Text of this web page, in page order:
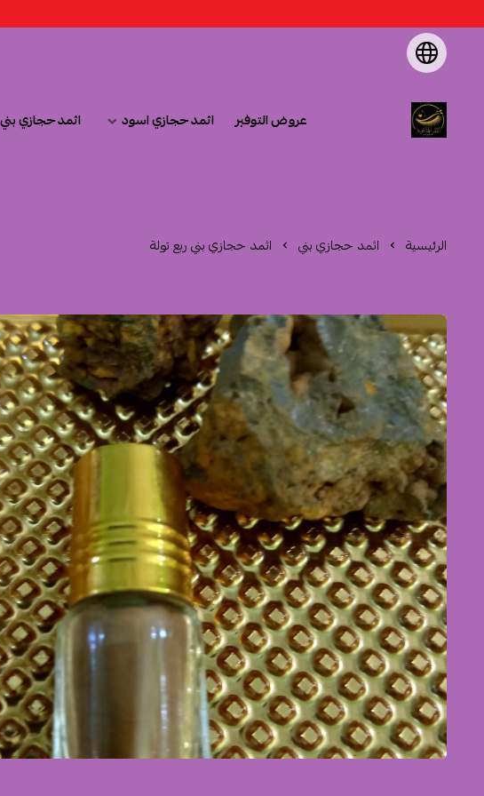
متجر اثمد الهاشميةعروض التوفير اثمد حجازي اسود اثمد حجازي بني
الرئيسية اثمد حجازي بني اثمد حجازي بني ربع تولة